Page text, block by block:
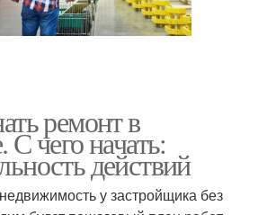
ремонт в
С чего начать:
действий
у застройщика без